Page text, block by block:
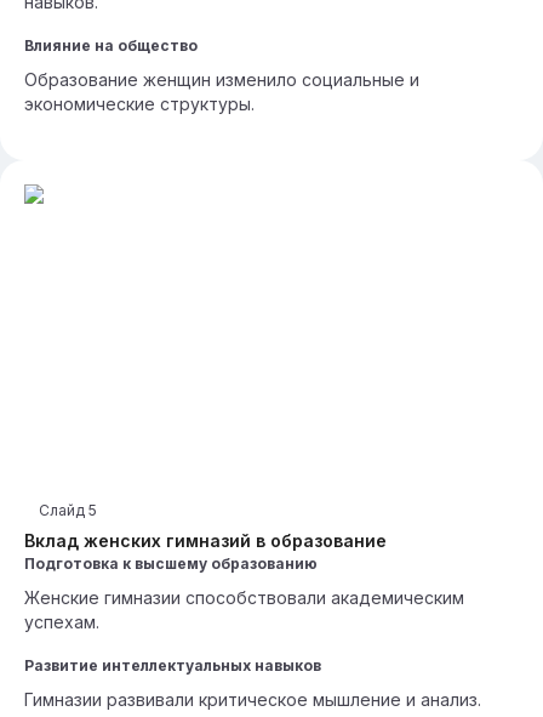
Влияние на общество
Образование женщин изменило социальные и
экономические структуры.
Вклад женских гимназий в образование
Слайд 5
Подготовка к высшему образованию
Женские гимназии способствовали академическим
успехам.
Развитие интеллектуальных навыков
Гимназии развивали критическое мышление и анализ.